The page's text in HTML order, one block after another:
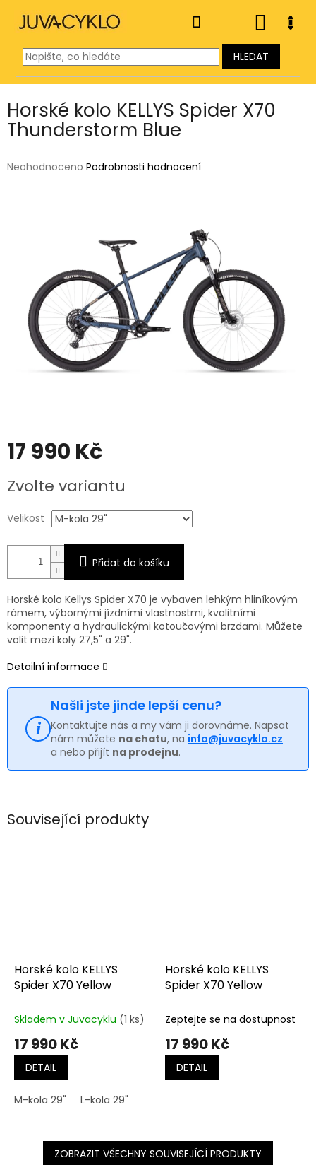
obsah
HLEDAT
KOŠÍK
Horské kolo KELLYS Spider X70
Thunderstorm Blue
Průměrné
Neohodnoceno Podrobnosti hodnocení
17 990 Kč
cena:
Zvolte variantu
Velikost
Přidat do košíku
Horské kolo Kellys Spider X70 je vybaven lehkým hliníkovým
rámem, výbornými jízdními vlastnostmi, kvalitními
komponenty a hydraulickými kotoučovými brzdami. Můžete
volit mezi koly 27,5" a 29".
Detailní informace
Našli jste jinde lepší cenu?
Kontaktujte nás a my vám ji dorovnáme. Napsat
nám můžete na chatu, na info@juvacyklo.cz
a nebo přijít na prodejnu.
Související produkty
Horské kolo KELLYS
Spider X70 Yellow
Skladem v Juvacyklu (1 ks)
17 990 Kč
DETAIL
M-kola 29" L-kola 29"
Horské kolo KELLYS
Spider X70 Yellow
Zeptejte se na dostupnost
17 990 Kč
DETAIL
ZOBRAZIT VŠECHNY SOUVISEJÍCÍ PRODUKTY